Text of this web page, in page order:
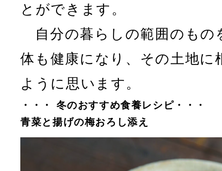
とができます。
自分の暮らしの範囲のもの
体も健康になり、その土地に
ように思います。
・・・ 冬のおすすめ食養レシピ・・・
青菜と揚げの梅おろし添え